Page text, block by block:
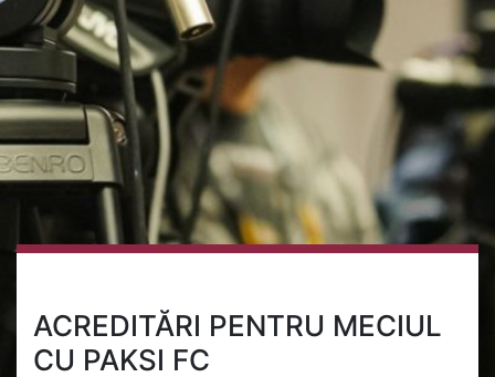
ACREDITĂRI PENTRU MECIUL
CU PAKSI FC